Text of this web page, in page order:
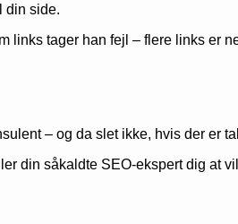
din side.
links tager han fejl – flere links er
– og da slet ikke, hvis der er
din såkaldte SEO-ekspert dig at